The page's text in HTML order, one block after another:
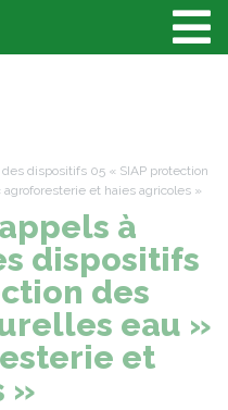
dispositifs 05 « SIAP protection
et haies agricoles »
à
dispositifs
des
eau »
et
»